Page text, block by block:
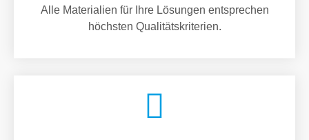
Alle Materialien für Ihre Lösungen entsprechen
höchsten Qualitätskriterien.